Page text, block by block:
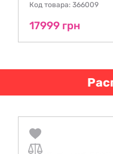
Код товара: 366009
17999 грн